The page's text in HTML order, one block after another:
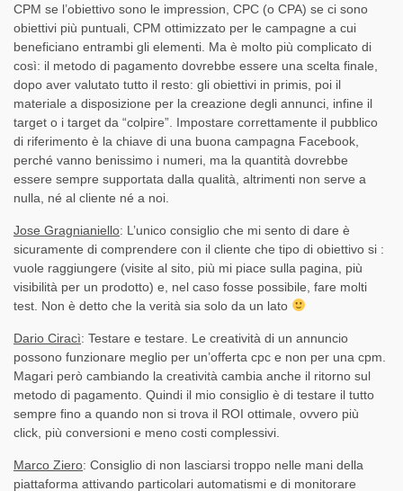
CPM se l’obiettivo sono le impression, CPC (o CPA) se ci sono
obiettivi più puntuali, CPM ottimizzato per le campagne a cui
beneficiano entrambi gli elementi. Ma è molto più complicato di
così: il metodo di pagamento dovrebbe essere una scelta finale,
dopo aver valutato tutto il resto: gli obiettivi in primis, poi il
materiale a disposizione per la creazione degli annunci, infine il
target o i target da “colpire”. Impostare correttamente il pubblico
di riferimento è la chiave di una buona campagna Facebook,
perché vanno benissimo i numeri, ma la quantità dovrebbe
essere sempre supportata dalla qualità, altrimenti non serve a
nulla, né al cliente né a noi.
Jose Gragnianiello: L’unico consiglio che mi sento di dare è
sicuramente di comprendere con il cliente che tipo di obiettivo si :
vuole raggiungere (visite al sito, più mi piace sulla pagina, più
visibilità per un prodotto) e, nel caso fosse possibile, fare molti
test. Non è detto che la verità sia solo da un lato
Dario Ciracì: Testare e testare. Le creatività di un annuncio
possono funzionare meglio per un’offerta cpc e non per una cpm.
Magari però cambiando la creatività cambia anche il ritorno sul
metodo di pagamento. Quindi il mio consiglio è di testare il tutto
sempre fino a quando non si trova il ROI ottimale, ovvero più
click, più conversioni e meno costi complessivi.
Marco Ziero: Consiglio di non lasciarsi troppo nelle mani della
piattaforma attivando particolari automatismi e di monitorare